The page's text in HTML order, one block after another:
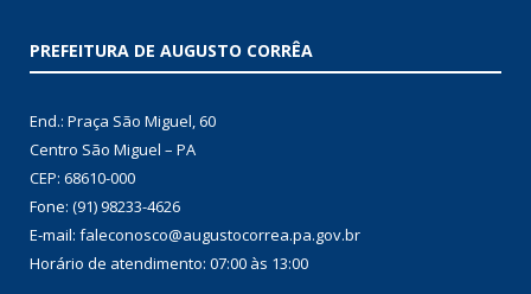
PREFEITURA DE AUGUSTO CORRÊA
End.: Praça São Miguel, 60
Centro São Miguel – PA
CEP: 68610-000
Fone: (91) 98233-4626
E-mail: faleconosco@augustocorrea.pa.gov.br
Horário de atendimento: 07:00 às 13:00